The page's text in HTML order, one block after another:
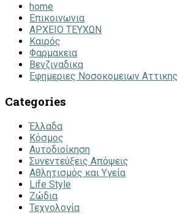
home
Επικοινωνια
ΑΡΧΕΙΟ ΤΕΥΧΩΝ
Καιρός
Φαρμακεια
Βενζιναδικα
Εφημεριες Νοσοκομειων Αττικης
Categories
Έλλαδα
Κόσμος
Αυτοδιοίκηση
Συνεντεύξεις Απόψεις
Αθλητισμός και Υγεία
Life Style
Ζώδια
Τεχνολογία